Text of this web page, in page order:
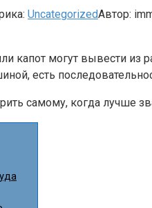
UncategorizedАвтор:
капот могут вывести из
есть
самому, когда лучше